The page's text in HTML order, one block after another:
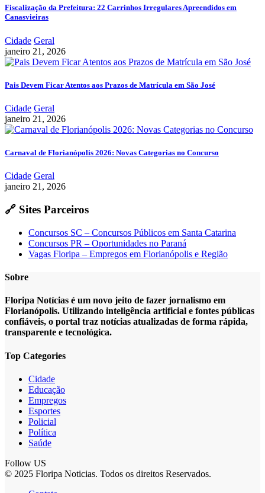
Fiscalização da Prefeitura: 22 Carrinhos Irregulares Apreendidos em
Canasvieiras
Cidade Geral
janeiro 21, 2026
Pais Devem Ficar Atentos aos Prazos de Matrícula em São José
Cidade Geral
janeiro 21, 2026
Carnaval de Florianópolis 2026: Novas Categorias no Concurso
Cidade Geral
janeiro 21, 2026
🔗 Sites Parceiros
Concursos SC – Concursos Públicos em Santa Catarina
Concursos PR – Oportunidades no Paraná
Vagas Floripa – Empregos em Florianópolis e Região
Sobre
Floripa Notícias é um novo jeito de fazer jornalismo em
Florianópolis. Utilizando inteligência artificial e fontes públicas
confiáveis, o portal traz notícias atualizadas de forma rápida,
transparente e tecnológica.
Top Categories
Cidade
Educação
Empregos
Esportes
Policial
Política
Saúde
Follow US
© 2025 Floripa Noticias. Todos os direitos Reservados.